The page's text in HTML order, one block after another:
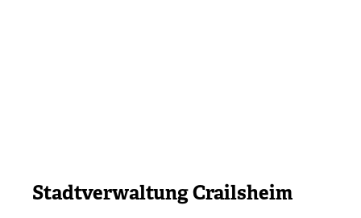
Stadtverwaltung Crailsheim